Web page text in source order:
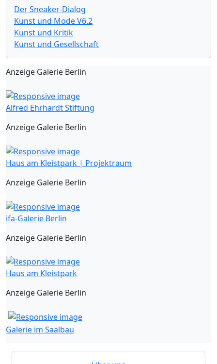
Der Sneaker-Dialog
Kunst und Mode V6.2
Kunst und Kritik
Kunst und Gesellschaft
Anzeige Galerie Berlin
Alfred Ehrhardt Stiftung
Anzeige Galerie Berlin
Haus am Kleistpark | Projektraum
Anzeige Galerie Berlin
ifa-Galerie Berlin
Anzeige Galerie Berlin
Haus am Kleistpark
Anzeige Galerie Berlin
Galerie im Saalbau